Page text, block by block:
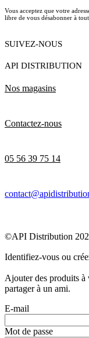
Vous acceptez que votre
libre de vous désabonner à
SUIVEZ-NOUS
API DISTRIBUTION
Nos magasins
Contactez-nous
05 56 39 75 14
©API Distribution
Identifiez-vous ou
Ajouter des produits à
partager à un ami.
E-mail
Mot de passe